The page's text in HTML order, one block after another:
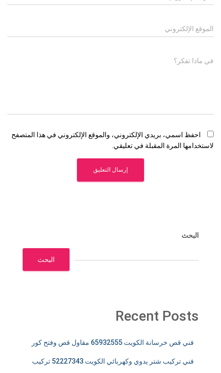
الموقع الإلكتروني
في ماذا تفكر؟
احفظ اسمي، بريدي الإلكتروني، والموقع الإلكتروني في هذا المتصفح
لاستخدامها المرة المقبلة في تعليقي.
البحث
البحث
Recent Posts
فني قص خرسانة الكويت 65932555 مقاول قص وفتح كور
فني تركيب شتر يدوي وكهربائي الكويت 52227343 تركيب